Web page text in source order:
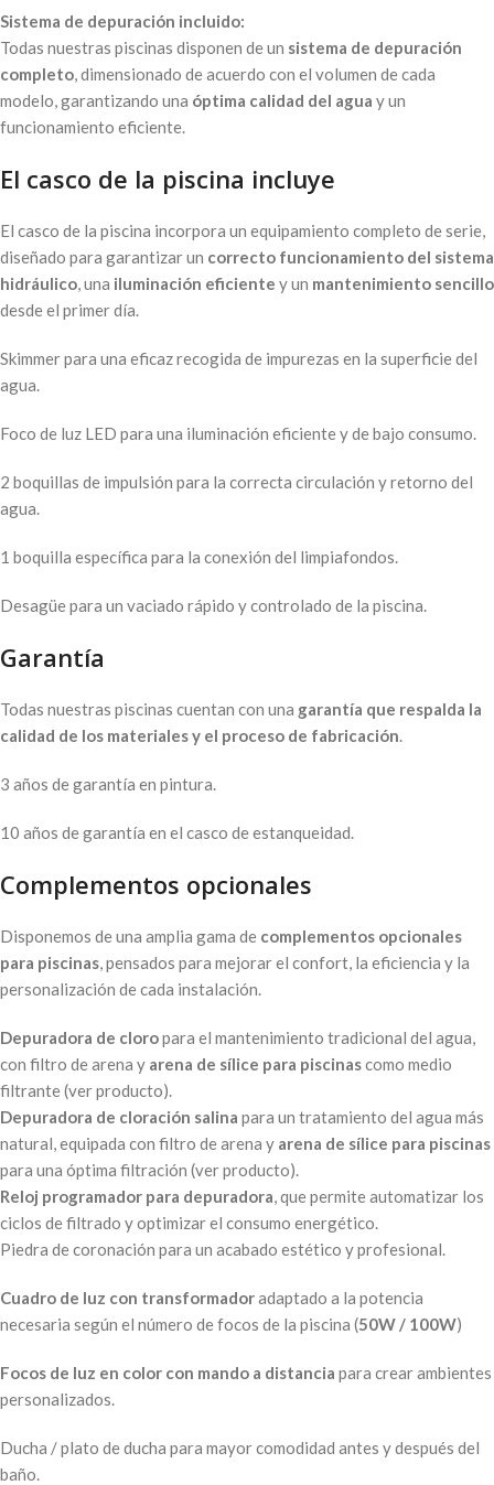
Sistema de depuración incluido:
Todas nuestras piscinas disponen de un sistema de depuración
completo, dimensionado de acuerdo con el volumen de cada
modelo, garantizando una óptima calidad del agua y un
funcionamiento eficiente.
El casco de la piscina incluye
El casco de la piscina incorpora un equipamiento completo de serie,
diseñado para garantizar un correcto funcionamiento del sistema
hidráulico, una iluminación eficiente y un mantenimiento sencillo
desde el primer día.
Skimmer para una eficaz recogida de impurezas en la superficie del
agua.
Foco de luz LED para una iluminación eficiente y de bajo consumo.
2 boquillas de impulsión para la correcta circulación y retorno del
agua.
1 boquilla específica para la conexión del limpiafondos.
Desagüe para un vaciado rápido y controlado de la piscina.
Garantía
Todas nuestras piscinas cuentan con una garantía que respalda la
calidad de los materiales y el proceso de fabricación.
3 años de garantía en pintura.
10 años de garantía en el casco de estanqueidad.
Complementos opcionales
Disponemos de una amplia gama de complementos opcionales
para piscinas, pensados para mejorar el confort, la eficiencia y la
personalización de cada instalación.
Depuradora de cloropara el mantenimiento tradicional del agua,
con filtro de arena y arena de sílice para piscinascomo medio
filtrante (ver producto).
Depuradora de cloración salina para un tratamiento del agua más
natural, equipada con filtro de arena y arena de sílice para piscinas
para una óptima filtración (ver producto).
Reloj programador para depuradora, que permite automatizar los
ciclos de filtrado y optimizar el consumo energético.
Piedra de coronación para un acabado estético y profesional.
Cuadro de luz con transformadoradaptado a la potencia
necesaria según el número de focos de la piscina (50W / 100W)
Focos de luz en color con mando a distancia para crear ambientes
personalizados.
Ducha / plato de ducha para mayor comodidad antes y después del
baño.